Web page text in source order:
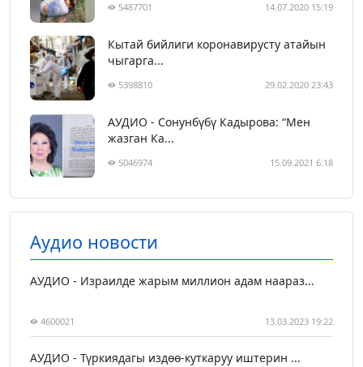
5487701 14.07.2020 15:19
Кытай бийлиги коронавирусту атайын
чыгарга...
5398810 29.02.2020 23:43
АУДИО - Сонунбүбү Кадырова: “Мен
жазган Ка...
5046974 15.09.2021 6:18
Аудио новости
АУДИО - Израилде жарым миллион адам наараз...
4600021 13.03.2023 19:22
АУДИО - Түркиядагы издөө-куткаруу иштерин ...